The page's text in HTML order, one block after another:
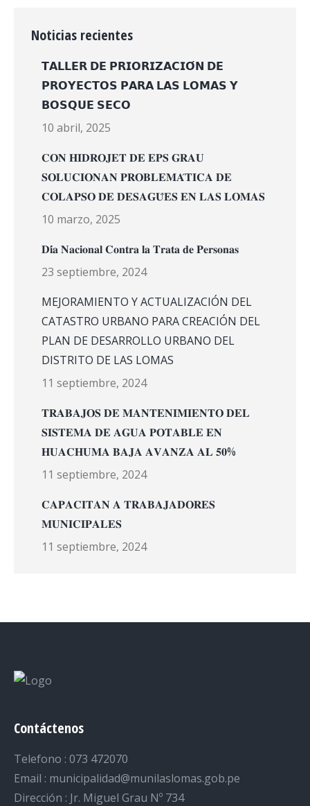
Noticias recientes
𝗧𝗔𝗟𝗟𝗘𝗥 𝗗𝗘 𝗣𝗥𝗜𝗢𝗥𝗜𝗭𝗔𝗖𝗜𝗢́𝗡 𝗗𝗘
𝗣𝗥𝗢𝗬𝗘𝗖𝗧𝗢𝗦 𝗣𝗔𝗥𝗔 𝗟𝗔𝗦 𝗟𝗢𝗠𝗔𝗦 𝗬
𝗕𝗢𝗦𝗤𝗨𝗘 𝗦𝗘𝗖𝗢
10 abril, 2025
𝐂𝐎𝐍 𝐇𝐈𝐃𝐑𝐎𝐉𝐄𝐓 𝐃𝐄 𝐄𝐏𝐒 𝐆𝐑𝐀𝐔
𝐒𝐎𝐋𝐔𝐂𝐈𝐎𝐍𝐀𝐍 𝐏𝐑𝐎𝐁𝐋𝐄𝐌𝐀́𝐓𝐈𝐂𝐀 𝐃𝐄
𝐂𝐎𝐋𝐀𝐏𝐒𝐎 𝐃𝐄 𝐃𝐄𝐒𝐀𝐆𝐔̈𝐄𝐒 𝐄𝐍 𝐋𝐀𝐒 𝐋𝐎𝐌𝐀𝐒
10 marzo, 2025
𝐃𝐢́𝐚 𝐍𝐚𝐜𝐢𝐨𝐧𝐚𝐥 𝐂𝐨𝐧𝐭𝐫𝐚 𝐥𝐚 𝐓𝐫𝐚𝐭𝐚 𝐝𝐞 𝐏𝐞𝐫𝐬𝐨𝐧𝐚𝐬
23 septiembre, 2024
MEJORAMIENTO Y ACTUALIZACIÓN DEL
CATASTRO URBANO PARA CREACIÓN DEL
PLAN DE DESARROLLO URBANO DEL
DISTRITO DE LAS LOMAS
11 septiembre, 2024
𝐓𝐑𝐀𝐁𝐀𝐉𝐎𝐒 𝐃𝐄 𝐌𝐀𝐍𝐓𝐄𝐍𝐈𝐌𝐈𝐄𝐍𝐓𝐎 𝐃𝐄𝐋
𝐒𝐈𝐒𝐓𝐄𝐌𝐀 𝐃𝐄 𝐀𝐆𝐔𝐀 𝐏𝐎𝐓𝐀𝐁𝐋𝐄 𝐄𝐍
𝐇𝐔𝐀𝐂𝐇𝐔𝐌𝐀 𝐁𝐀𝐉𝐀 𝐀𝐕𝐀𝐍𝐙𝐀 𝐀𝐋 𝟓𝟎%
11 septiembre, 2024
𝐂𝐀𝐏𝐀𝐂𝐈𝐓𝐀𝐍 𝐀 𝐓𝐑𝐀𝐁𝐀𝐉𝐀𝐃𝐎𝐑𝐄𝐒
𝐌𝐔𝐍𝐈𝐂𝐈𝐏𝐀𝐋𝐄𝐒
11 septiembre, 2024
Contáctenos
Telefono : 073 472070
Email : municipalidad@munilaslomas.gob.pe
Dirección : Jr. Miguel Grau Nº 734